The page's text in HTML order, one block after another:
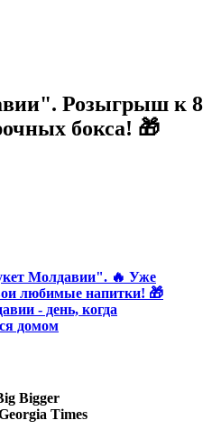
Розыгрыш к 8
бокса! 🎁
Молдавии". 🔥 Уже
любимые напитки! 🎁
- день, когда
домом
Bigger
Times